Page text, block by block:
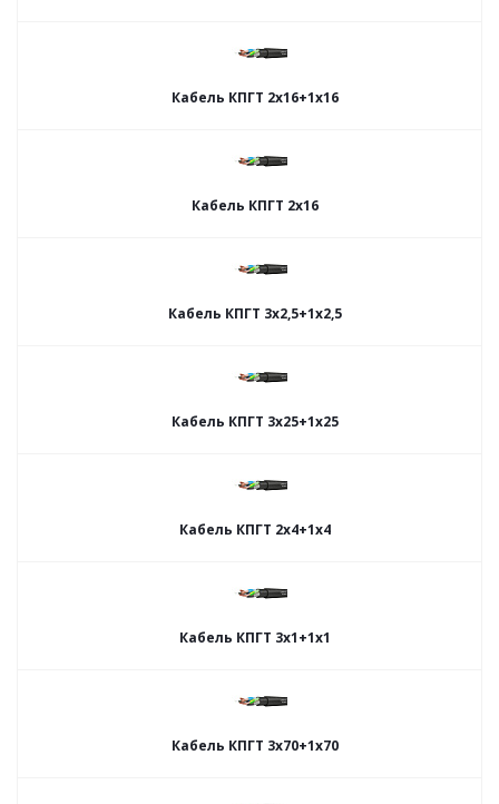
Кабель КПГТ 2х16+1х16
Кабель КПГТ 2х16
Кабель КПГТ 3х2,5+1х2,5
Кабель КПГТ 3х25+1х25
Кабель КПГТ 2х4+1х4
Кабель КПГТ 3х1+1х1
Кабель КПГТ 3х70+1х70